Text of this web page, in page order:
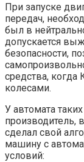
При запуске
передач,
был в
допускается
безопасности,
средства, когда
колесами.
У автомата
производитель,
сделал свой
машину с
условий: